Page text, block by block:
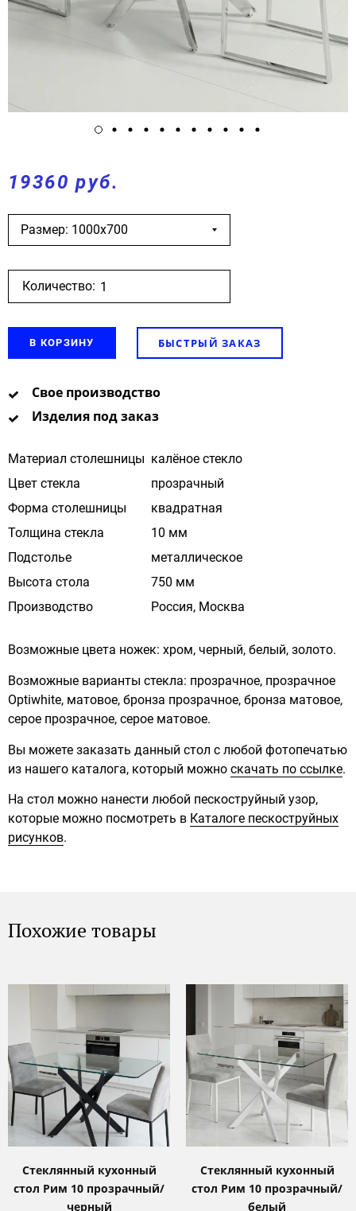
19360 руб.
Размер: 1000х700
Количество:
В КОРЗИНУ БЫСТРЫЙ ЗАКАЗ
Свое производство
Изделия под заказ
Материал столешницы калёное стекло
Цвет стекла
прозрачный
Форма столешницы
квадратная
Толщина стекла
10 мм
Подстолье
металлическое
Высота стола
750 мм
Производство
Россия, Москва
Возможные цвета ножек: хром, черный, белый, золото.
Возможные варианты стекла: прозрачное, прозрачное
Optiwhite, матовое, бронза прозрачное, бронза матовое,
серое прозрачное, серое матовое.
Вы можете заказать данный стол с любой фотопечатью
из нашего каталога, который можно скачать по ссылке.
На стол можно нанести любой пескоструйный узор,
которые можно посмотреть в Каталоге пескоструйных
рисунков.
Похожие товары
Стеклянный кухонный
стол Рим 10 прозрачный/
черный
Стеклянный кухонный
стол Рим 10 прозрачный/
белый